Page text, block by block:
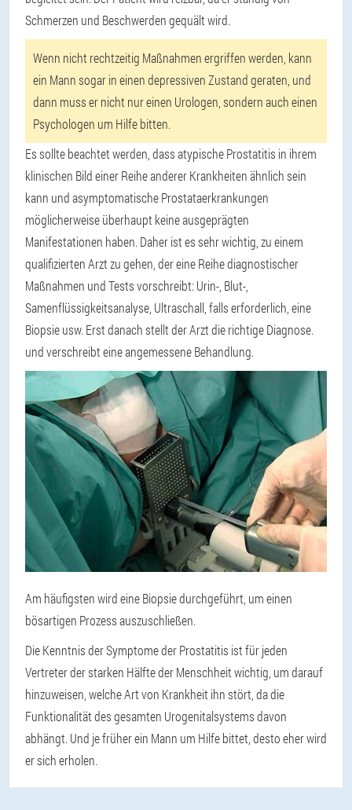
Schmerzen und Beschwerden gequält wird.
Wenn nicht rechtzeitig Maßnahmen ergriffen werden, kann
ein Mann sogar in einen depressiven Zustand geraten, und
dann muss er nicht nur einen Urologen, sondern auch einen
Psychologen um Hilfe bitten.
Es sollte beachtet werden, dass atypische Prostatitis in ihrem
klinischen Bild einer Reihe anderer Krankheiten ähnlich sein
kann und asymptomatische Prostataerkrankungen
möglicherweise überhaupt keine ausgeprägten
Manifestationen haben. Daher ist es sehr wichtig, zu einem
qualifizierten Arzt zu gehen, der eine Reihe diagnostischer
Maßnahmen und Tests vorschreibt: Urin-, Blut-,
Samenflüssigkeitsanalyse, Ultraschall, falls erforderlich, eine
Biopsie usw. Erst danach stellt der Arzt die richtige Diagnose.
und verschreibt eine angemessene Behandlung.
Am häufigsten wird eine Biopsie durchgeführt, um einen
bösartigen Prozess auszuschließen.
Die Kenntnis der Symptome der Prostatitis ist für jeden
Vertreter der starken Hälfte der Menschheit wichtig, um darauf
hinzuweisen, welche Art von Krankheit ihn stört, da die
Funktionalität des gesamten Urogenitalsystems davon
abhängt. Und je früher ein Mann um Hilfe bittet, desto eher wird
er sich erholen.